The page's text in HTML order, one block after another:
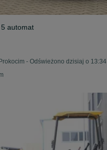
automat
- Odświeżono dzisiaj o 13:34